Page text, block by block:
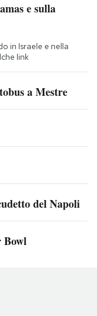
e sulla
in Israele e nella
link
a Mestre
del Napoli
Bowl